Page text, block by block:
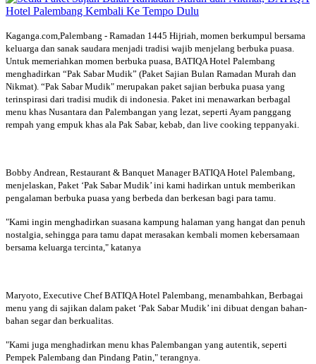
Kaganga.com,Palembang - Ramadan 1445 Hijriah, momen berkumpul bersama
keluarga dan sanak saudara menjadi tradisi wajib menjelang berbuka puasa.
Untuk memeriahkan momen berbuka puasa, BATIQA Hotel Palembang
menghadirkan “Pak Sabar Mudik” (Paket Sajian Bulan Ramadan Murah dan
Nikmat). “Pak Sabar Mudik" merupakan paket sajian berbuka puasa yang
terinspirasi dari tradisi mudik di indonesia. Paket ini menawarkan berbagal
menu khas Nusantara dan Palembangan yang lezat, seperti Ayam panggang
rempah yang empuk khas ala Pak Sabar, kebab, dan live cooking teppanyaki.
Bobby Andrean, Restaurant & Banquet Manager BATIQA Hotel Palembang,
menjelaskan, Paket ‘Pak Sabar Mudik’ ini kami hadirkan untuk memberikan
pengalaman berbuka puasa yang berbeda dan berkesan bagi para tamu.
"Kami ingin menghadirkan suasana kampung halaman yang hangat dan penuh
nostalgia, sehingga para tamu dapat merasakan kembali momen kebersamaan
bersama keluarga tercinta," katanya
Maryoto, Executive Chef BATIQA Hotel Palembang, menambahkan, Berbagai
menu yang di sajikan dalam paket ‘Pak Sabar Mudik’ ini dibuat dengan bahan-
bahan segar dan berkualitas.
"Kami juga menghadirkan menu khas Palembangan yang autentik, seperti
Pempek Palembang dan Pindang Patin," terangnya.